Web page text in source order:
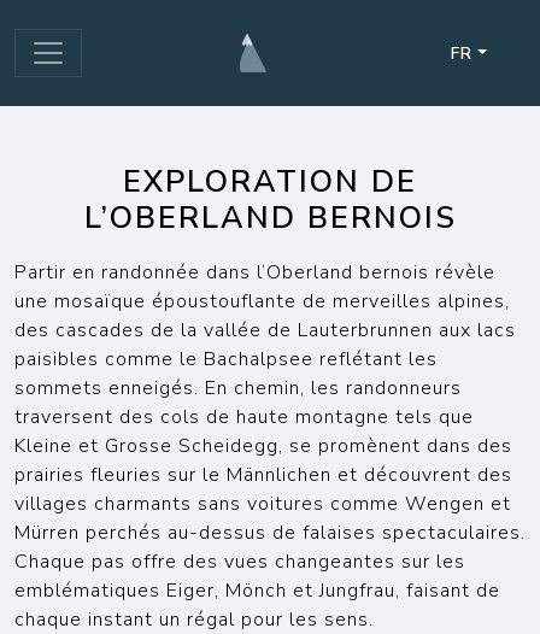
FR
EXPLORATION DE
L’OBERLAND BERNOIS
Partir en randonnée dans l’Oberland bernois révèle
une mosaïque époustouflante de merveilles alpines,
des cascades de la vallée de Lauterbrunnen aux lacs
paisibles comme le Bachalpsee reflétant les
sommets enneigés. En chemin, les randonneurs
traversent des cols de haute montagne tels que
Kleine et Grosse Scheidegg, se promènent dans des
prairies fleuries sur le Männlichen et découvrent des
villages charmants sans voitures comme Wengen et
Mürren perchés au-dessus de falaises spectaculaires.
Chaque pas offre des vues changeantes sur les
emblématiques Eiger, Mönch et Jungfrau, faisant de
chaque instant un régal pour les sens.